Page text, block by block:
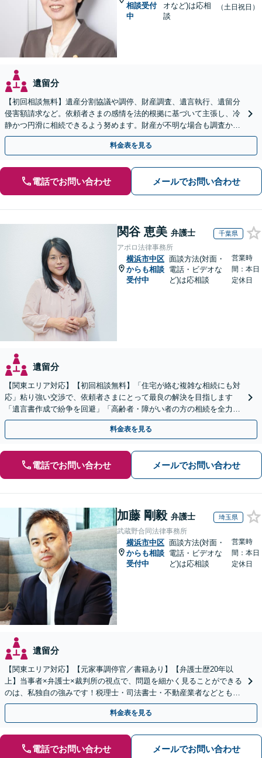
相談受付
中
オなど)は応相
談
（土日祝日）
遺留分
【初回相談無料】遺産分割協議や調停、財産調査、遺言執行、遺留分
侵害額請求など。依頼者さまの感情を法的根拠に基づいて主張し、冷
静かつ円滑に相続できるよう努めます。財産が不明な場合も調査から
対応します。
料金表を見る
電話でお問い合わせ メールでお問い合わせ
関谷 恵美 弁護士 千葉県
アポロ法律事務所
横浜市中区
からも相談
受付中
面談方法(対面・
電話・ビデオな
ど)は応相談
営業時
間：本日
定休日
遺留分
【関東エリア対応】【初回相談無料】「住宅が絡む複雑な相続にも対
応」粘り強い交渉で、依頼者さまにとって最良の解決を目指します
「遺言書作成で紛争を回避」「高齢者・障がい者の方の相続を全力サ
ポート」【全国出張】【完全個室制】【バリアフリー対応】
料金表を見る
電話でお問い合わせ メールでお問い合わせ
加藤 剛毅 弁護士 埼玉県
武蔵野合同法律事務所
横浜市中区
からも相談
受付中
面談方法(対面・
電話・ビデオな
ど)は応相談
営業時
間：本日
定休日
遺留分
【関東エリア対応】【元家事調停官／書籍あり】【弁護士歴20年以
上】当事者×弁護士×裁判所の視点で、問題を細かく見ることができる
のは、私独自の強みです！税理士・司法書士・不動産業者などとも連
携。地元密着で、親切＆丁寧にお悩みに寄り添います。
料金表を見る
電話でお問い合わせ メールでお問い合わせ